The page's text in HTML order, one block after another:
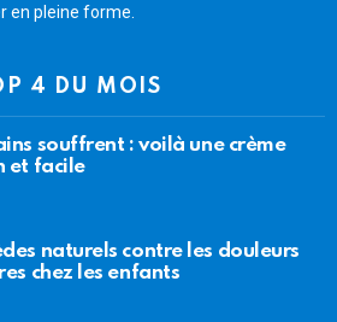
en pleine forme.
4 DU MOIS
souffrent : voilà une crème
et facile
naturels contre les douleurs
chez les enfants